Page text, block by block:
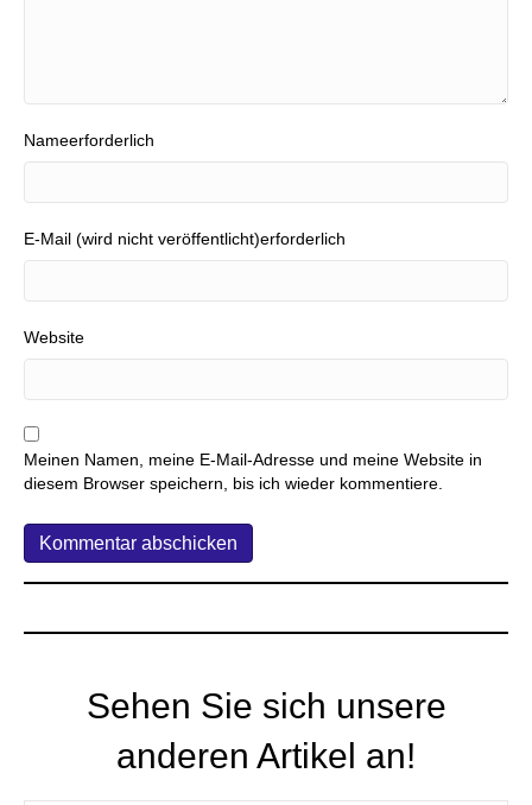
Nameerforderlich
E-Mail (wird nicht veröffentlicht)erforderlich
Website
Meinen Namen, meine E-Mail-Adresse und meine Website in
diesem Browser speichern, bis ich wieder kommentiere.
Sehen Sie sich unsere
anderen Artikel an!